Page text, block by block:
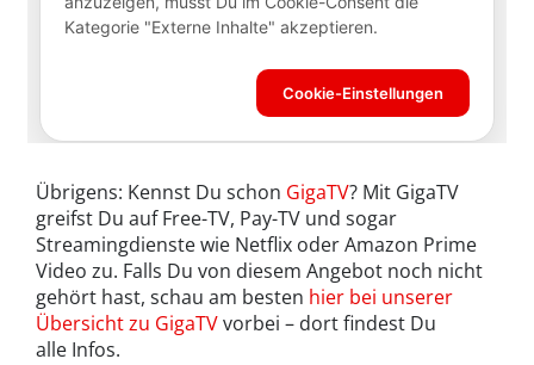
Übrigens: Kennst Du schon GigaTV? Mit GigaTV
greifst Du auf Free-TV, Pay-TV und sogar
Streamingdienste wie Netflix oder Amazon Prime
Video zu. Falls Du von diesem Angebot noch nicht
gehört hast, schau am besten hier bei unserer
Übersicht zu GigaTVvorbei – dort findest Du
alle Infos.